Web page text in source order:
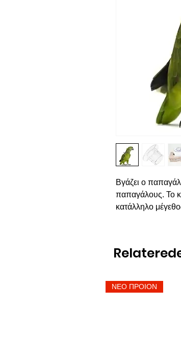
Βγάζει ο
παπαγάλους. Το
κατάλληλο
ΝΕΟ ΠΡΟΙΟΝ